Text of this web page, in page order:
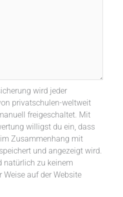
wird jeder
privatschulen-weltweit
freigeschaltet. Mit
willigst du ein, dass
Zusammenhang mit
und angezeigt wird.
natürlich zu keinem
auf der Website